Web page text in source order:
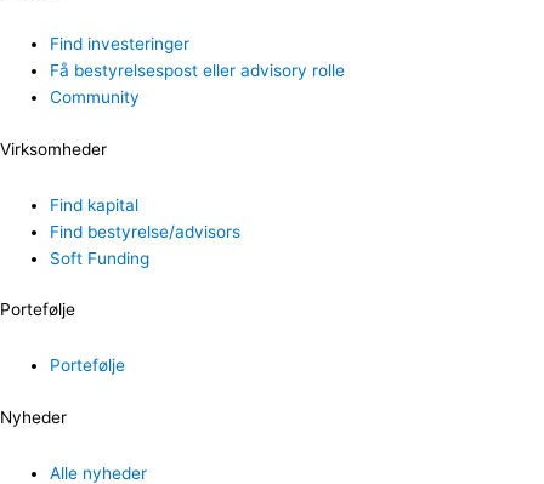
Find investeringer
Få bestyrelsespost eller advisory rolle
Community
Virksomheder
Find kapital
Find bestyrelse/advisors
Soft Funding
Portefølje
Portefølje
Nyheder
Alle nyheder